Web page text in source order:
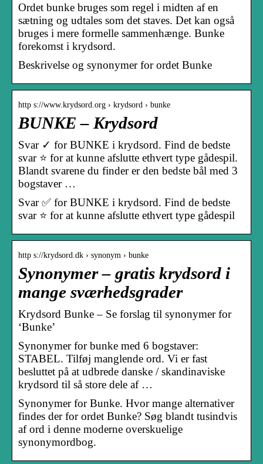
Ordet bunke bruges som regel i midten af ​​en
sætning og udtales som det staves. Det kan også
bruges i mere formelle sammenhænge. Bunke
forekomst i krydsord.
Beskrivelse og synonymer for ordet Bunke
http s://www.krydsord.org › krydsord › bunke
BUNKE – Krydsord
Svar ✓ for BUNKE i krydsord. Find de bedste
svar ⭐ for at kunne afslutte ethvert type gådespil.
Blandt svarene du finder er den bedste bål med 3
bogstaver …
Svar ✅ for BUNKE i krydsord. Find de bedste
svar ⭐ for at kunne afslutte ethvert type gådespil
http s://krydsord.dk › synonym › bunke
Synonymer – gratis krydsord i
mange sværhedsgrader
Krydsord Bunke – Se forslag til synonymer for
‘Bunke’
Synonymer for bunke med 6 bogstaver:
STABEL. Tilføj manglende ord. Vi er fast
besluttet på at udbrede danske / skandinaviske
krydsord til så store dele af …
Synonymer for Bunke. Hvor mange alternativer
findes der for ordet Bunke? Søg blandt tusindvis
af ord i denne moderne overskuelige
synonymordbog.